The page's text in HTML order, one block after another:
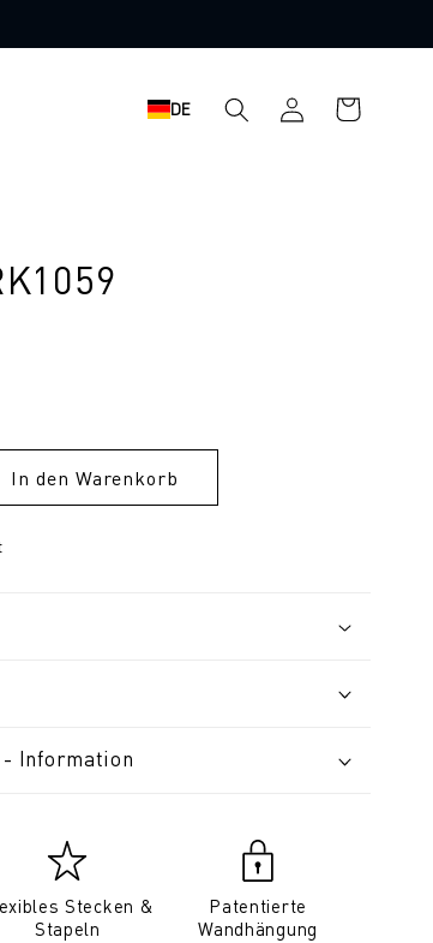
DE EinloggenWarenkorb
In den Warenkorb
- Information
Stecken &
Stapeln
Patentierte
Wandhängung